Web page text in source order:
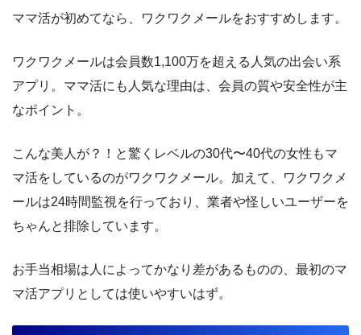
ママ活が初めてなら、ワクワクメールをおすすめします。
ワクワクメールは会員数1,100万を超える人気の出会い系
アプリ。ママ活にも人気な理由は、会員の質や安全性が主
なポイント。
こんな美人が？！と驚くレベルの30代〜40代の女性もマ
マ活をしているのがワクワクメール。加えて、ワクワクメ
ールは24時間監視を行っており、業者や怪しいユーザーを
ちゃんと排除しています。
お手当相場は人によってかなり差があるものの、最初のマ
マ活アプリとしては使いやすいはず。